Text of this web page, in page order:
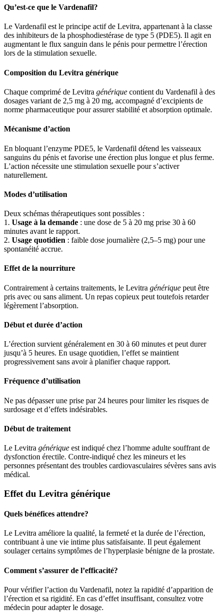
Qu’est-ce que le Vardenafil?
Le Vardenafil est le principe actif de Levitra, appartenant à la classe
des inhibiteurs de la phosphodiestérase de type 5 (PDE5). Il agit en
augmentant le flux sanguin dans le pénis pour permettre l’érection
lors de la stimulation sexuelle.
Composition du Levitra générique
Chaque comprimé de Levitra générique contient du Vardenafil à des
dosages variant de 2,5 mg à 20 mg, accompagné d’excipients de
norme pharmaceutique pour assurer stabilité et absorption optimale.
Mécanisme d’action
En bloquant l’enzyme PDE5, le Vardenafil détend les vaisseaux
sanguins du pénis et favorise une érection plus longue et plus ferme.
L’action nécessite une stimulation sexuelle pour s’activer
naturellement.
Modes d’utilisation
Deux schémas thérapeutiques sont possibles :
1. Usage à la demande : une dose de 5 à 20 mg prise 30 à 60
minutes avant le rapport.
2. Usage quotidien : faible dose journalière (2,5–5 mg) pour une
spontanéité accrue.
Effet de la nourriture
Contrairement à certains traitements, le Levitra générique peut être
pris avec ou sans aliment. Un repas copieux peut toutefois retarder
légèrement l’absorption.
Début et durée d’action
L’érection survient généralement en 30 à 60 minutes et peut durer
jusqu’à 5 heures. En usage quotidien, l’effet se maintient
progressivement sans avoir à planifier chaque rapport.
Fréquence d’utilisation
Ne pas dépasser une prise par 24 heures pour limiter les risques de
surdosage et d’effets indésirables.
Début de traitement
Le Levitra générique est indiqué chez l’homme adulte souffrant de
dysfonction érectile. Contre-indiqué chez les mineurs et les
personnes présentant des troubles cardiovasculaires sévères sans avis
médical.
Effet du Levitra générique
Quels bénéfices attendre?
Le Levitra améliore la qualité, la fermeté et la durée de l’érection,
contribuant à une vie intime plus satisfaisante. Il peut également
soulager certains symptômes de l’hyperplasie bénigne de la prostate.
Comment s’assurer de l’efficacité?
Pour vérifier l’action du Vardenafil, notez la rapidité d’apparition de
l’érection et sa rigidité. En cas d’effet insuffisant, consultez votre
médecin pour adapter le dosage.